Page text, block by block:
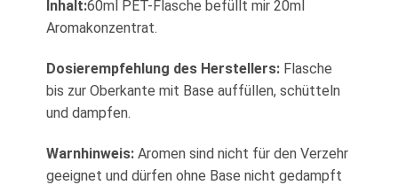
Inhalt:60ml PET-Flasche befüllt mir 20ml
Aromakonzentrat.
Dosierempfehlung des Herstellers:Flasche
bis zur Oberkante mit Base auffüllen, schütteln
und dampfen.
Warnhinweis:Aromen sind nicht für den Verzehr
geeignet und dürfen ohne Base nicht gedampft